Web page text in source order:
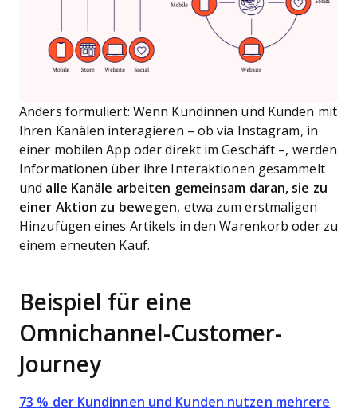
Anders formuliert: Wenn Kundinnen und Kunden mit
Ihren Kanälen interagieren – ob via Instagram, in
einer mobilen App oder direkt im Geschäft –, werden
Informationen über ihre Interaktionen gesammelt
und alle Kanäle arbeiten gemeinsam daran, sie zu
einer Aktion zu bewegen, etwa zum erstmaligen
Hinzufügen eines Artikels in den Warenkorb oder zu
einem erneuten Kauf.
Beispiel für eine
Omnichannel-Customer-
Journey
73 % der Kundinnen und Kunden nutzen mehrere